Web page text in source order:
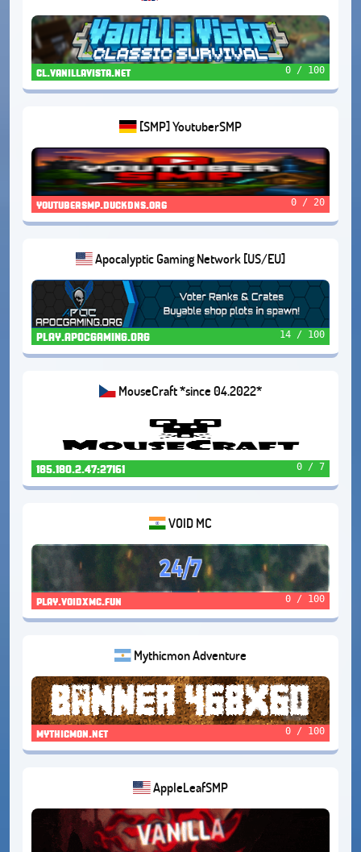
cl.vanillavista.net 0 / 100
[SMP] YoutuberSMP
youtubersmp.duckdns.org 0 / 20
Apocalyptic Gaming Network [US/EU]
PLAY.APOCGAMING.ORG 14 / 100
MouseCraft *since 04.2022*
185.180.2.47:27161 0 / 7
VOID MC
play.voidxmc.fun 0 / 100
Mythicmon Adventure
mythicmon.net 0 / 100
AppleLeafSMP